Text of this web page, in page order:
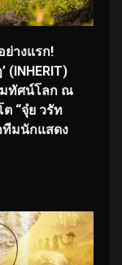
ย่างแรก!
มทัศน์โลก ณ
“จุ๋ย วรัท
ทีมนักแสดง